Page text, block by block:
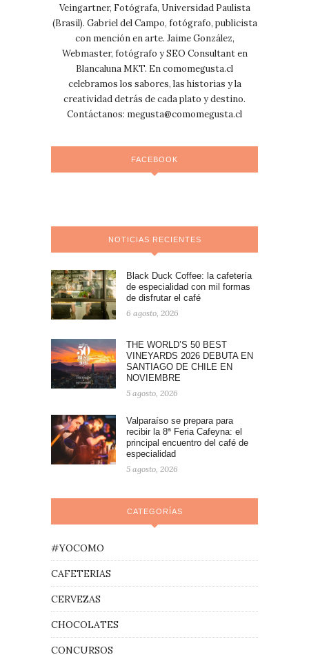
Veingartner, Fotógrafa, Universidad Paulista
(Brasil). Gabriel del Campo, fotógrafo, publicista
con mención en arte. Jaime González,
Webmaster, fotógrafo y SEO Consultant en
Blancaluna MKT. En comomegusta.cl
celebramos los sabores, las historias y la
creatividad detrás de cada plato y destino.
Contáctanos: megusta@comomegusta.cl
FACEBOOK
NOTICIAS RECIENTES
Black Duck Coffee: la cafetería
de especialidad con mil formas
de disfrutar el café
6 agosto, 2026
THE WORLD’S 50 BEST
VINEYARDS 2026 DEBUTA EN
SANTIAGO DE CHILE EN
NOVIEMBRE
5 agosto, 2026
Valparaíso se prepara para
recibir la 8ª Feria Cafeyna: el
principal encuentro del café de
especialidad
5 agosto, 2026
CATEGORÍAS
#YOCOMO
CAFETERIAS
CERVEZAS
CHOCOLATES
CONCURSOS